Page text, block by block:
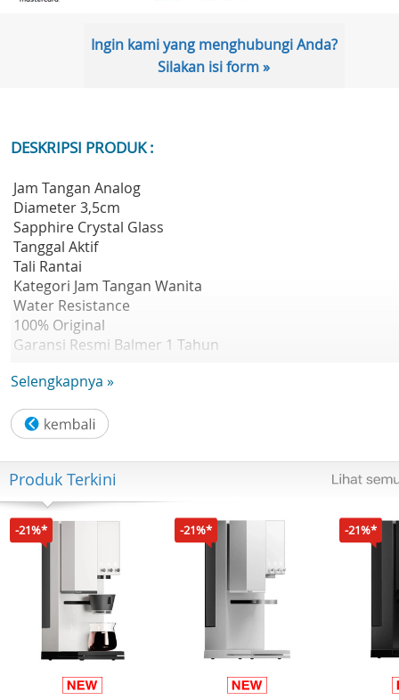
Ingin kami yang menghubungi Anda?
Silakan isi form »
DESKRIPSI PRODUK :
Jam Tangan Analog
Diameter 3,5cm
Sapphire Crystal Glass
Tanggal Aktif
Tali Rantai
Kategori Jam Tangan Wanita
Water Resistance
100% Original
Garansi Resmi Balmer 1 Tahun
Book Manual
Selengkapnya »
Produk Terkini
-21%* -21%* -21%*